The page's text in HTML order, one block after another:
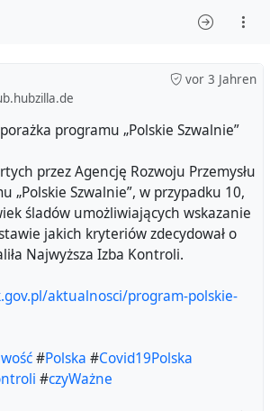
vor 3 Jahren
programu „Polskie Szwalnie”
przez Agencję Rozwoju Przemysłu
„Polskie Szwalnie”, w przypadku 10,
śladów umożliwiających wskazanie
jakich kryteriów zdecydował o
Najwyższa Izba Kontroli.
aktualnosci/program-polskie-
#Polska #Covid19Polska
#czyWażne